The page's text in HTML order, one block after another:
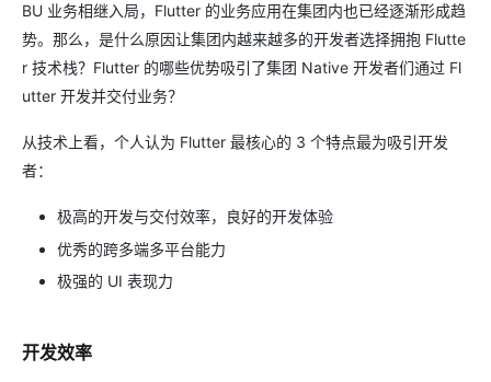
BU 业务相继入局，Flutter 的业务应用在集团内也已经逐渐形成趋
势。那么，是什么原因让集团内越来越多的开发者选择拥抱 Flutte
r 技术栈？Flutter 的哪些优势吸引了集团 Native 开发者们通过 Fl
utter 开发并交付业务？
从技术上看，个人认为 Flutter 最核心的 3 个特点最为吸引开发
者：
极高的开发与交付效率，良好的开发体验
优秀的跨多端多平台能力
极强的 UI 表现力
开发效率